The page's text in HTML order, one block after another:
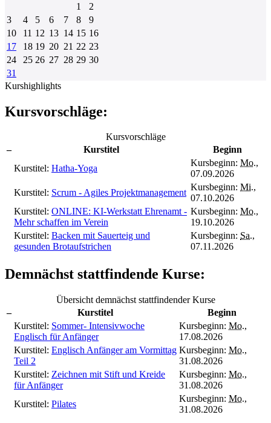
1
2
3
4 5 6 7 8
9
10
11 12 13 14 15 16
17
18 19 20 21 22 23
24
25 26 27 28 29 30
31
Kurshighlights
Kursvorschläge:
Kursvorschläge
–
Kurstitel
Beginn
Kurstitel: Hatha-Yoga
Kursbeginn: Mo.,
07.09.2026
Kurstitel: Scrum - Agiles Projektmanagement
Kursbeginn: Mi.,
07.10.2026
Kurstitel: ONLINE: KI-Werkstatt Ehrenamt -
Mehr schaffen im Verein
Kursbeginn: Mo.,
19.10.2026
Kurstitel: Backen mit Sauerteig und
gesunden Brotaufstrichen
Kursbeginn: Sa.,
07.11.2026
Demnächst stattfindende Kurse:
Übersicht demnächst stattfindender Kurse
–
Kurstitel
Beginn
Kurstitel: Sommer- Intensivwoche
Englisch für Anfänger
Kursbeginn: Mo.,
17.08.2026
Kurstitel: Englisch Anfänger am Vormittag
Teil 2
Kursbeginn: Mo.,
31.08.2026
Kurstitel: Zeichnen mit Stift und Kreide
für Anfänger
Kursbeginn: Mo.,
31.08.2026
Kurstitel: Pilates
Kursbeginn: Mo.,
31.08.2026